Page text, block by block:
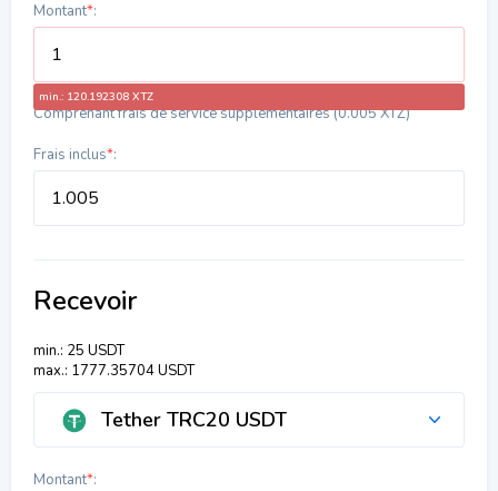
Montant*:
min.: 120.192308 XTZ
Comprenant frais de service supplémentaires (0.005 XTZ)
Frais inclus*:
Recevoir
min.: 25 USDT
max.: 1777.35704 USDT
Tether TRC20 USDT
Montant*: